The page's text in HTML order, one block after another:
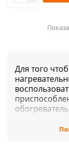
Для того
помощи